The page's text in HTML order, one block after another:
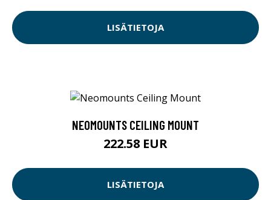
LISÄTIETOJA
NEOMOUNTS CEILING MOUNT
222.58 EUR
LISÄTIETOJA